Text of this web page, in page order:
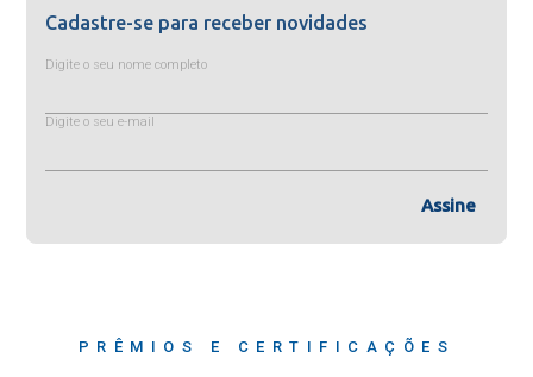
Cadastre-se para receber novidades
Digite o seu nome completo
Digite o seu e-mail
Assine
PRÊMIOS E CERTIFICAÇÕES